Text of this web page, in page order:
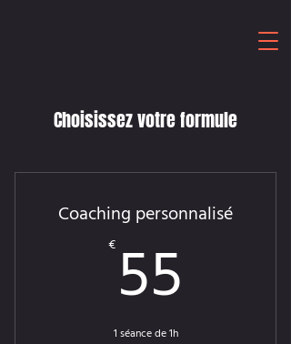
Choisissez votre formule
Coaching personnalisé
€ 55
1 séance de 1h